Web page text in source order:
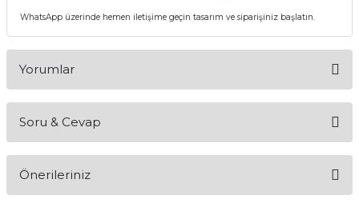
WhatsApp üzerinde hemen iletişime geçin tasarım ve siparişiniz başlatın.
Yorumlar
Soru & Cevap
Önerileriniz